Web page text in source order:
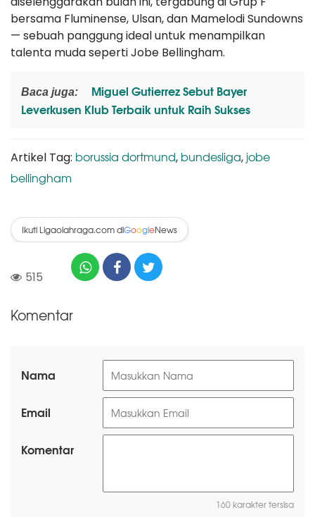
bersama Fluminense, Ulsan, dan Mamelodi Sundowns
— sebuah panggung ideal untuk menampilkan
talenta muda seperti Jobe Bellingham.
Baca juga:
Miguel Gutierrez Sebut Bayer
Leverkusen Klub Terbaik untuk Raih Sukses
Artikel Tag: borussia dortmund, bundesliga, jobe
bellingham
Ikuti Ligaolahraga.com diGoogleNews
515
Komentar
Nama
Email
Komentar
160 karakter tersisa